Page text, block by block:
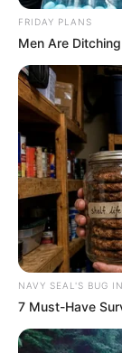
FRIDAY PLANS
Men Are
NAVY SEAL'S BUG
7 Must-Have